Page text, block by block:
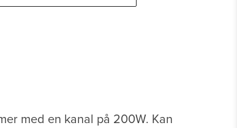
med en kanal på 200W. Kan